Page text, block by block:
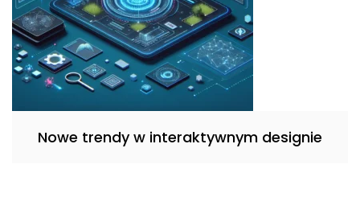
Nowe trendy w interaktywnym designie